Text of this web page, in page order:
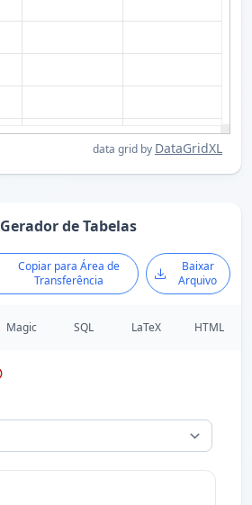
data grid by DataGridXL
Gerador de Tabelas
Copiar para Área de
Transferência
Baixar
Arquivo
Magic SQL LaTeX HTML